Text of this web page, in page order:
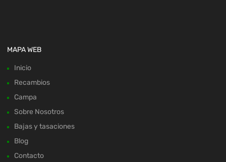
MAPA WEB
Inicio
Recambios
Campa
Sobre Nosotros
Bajas y tasaciones
Blog
Contacto